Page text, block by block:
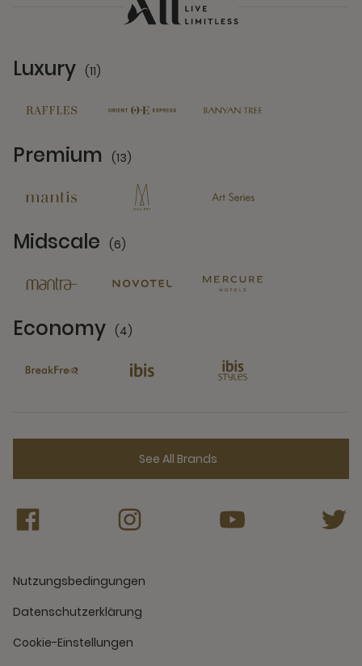
Luxury (11)
Premium (13)
Midscale (6)
Economy (4)
See All Brands
Nutzungsbedingungen
Datenschutzerklärung
Cookie-Einstellungen